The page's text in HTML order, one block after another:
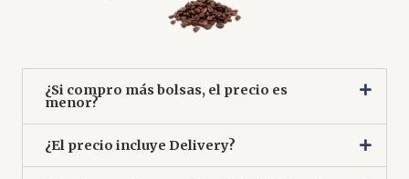
¿Si compro más bolsas, el precio es
menor?
¿El precio incluye Delivery?